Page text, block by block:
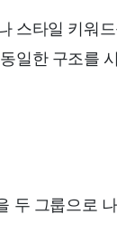
스타일 키워
일한 구조를
두 그룹으로